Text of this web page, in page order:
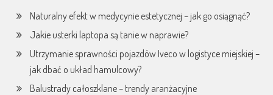
Naturalny efekt w medycynie estetycznej – jak go osiągnąć?
Jakie usterki laptopa są tanie w naprawie?
Utrzymanie sprawności pojazdów Iveco w logistyce miejskiej –
jak dbać o układ hamulcowy?
Balustrady całoszklane – trendy aranżacyjne